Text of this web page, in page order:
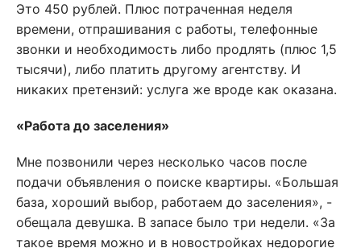
Это 450 рублей. Плюс потраченная неделя
времени, отпрашивания с работы, телефонные
звонки и необходимость либо продлять (плюс 1,5
тысячи), либо платить другому агентству. И
никаких претензий: услуга же вроде как оказана.
«Работа до заселения»
Мне позвонили через несколько часов после
подачи объявления о поиске квартиры. «Большая
база, хороший выбор, работаем до заселения», -
обещала девушка. В запасе было три недели. «За
такое время можно и в новостройках недорогие